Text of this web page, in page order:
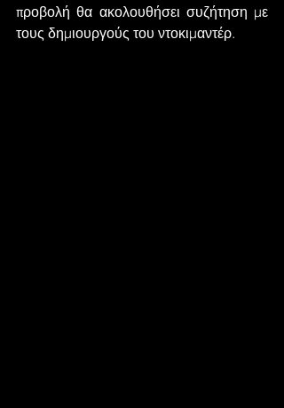
προβολή θα ακολουθήσει συζήτηση με
τους δημιουργούς του ντοκιμαντέρ.